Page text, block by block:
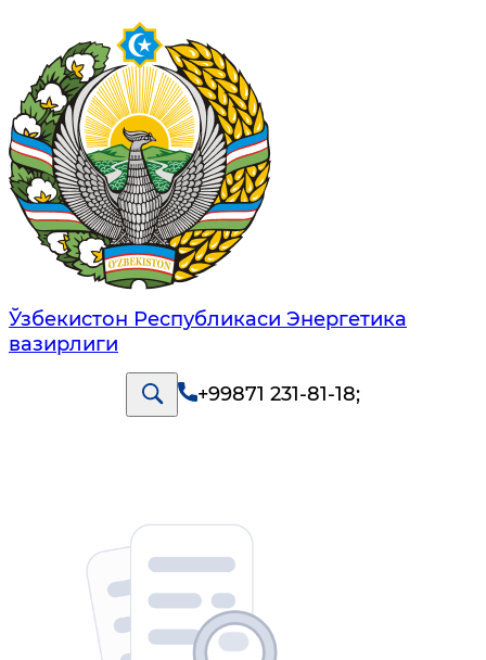
Ўзбекистон Республикаси Энергетика
вазирлиги
+99871 231-81-18;